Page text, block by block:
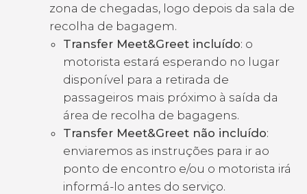
zona de chegadas, logo depois da sala de
recolha de bagagem.
Transfer Meet&Greet incluído: o
motorista estará esperando no lugar
disponível para a retirada de
passageiros mais próximo à saída da
área de recolha de bagagens.
Transfer Meet&Greet não incluído:
enviaremos as instruções para ir ao
ponto de encontro e/ou o motorista irá
informá-lo antes do serviço.